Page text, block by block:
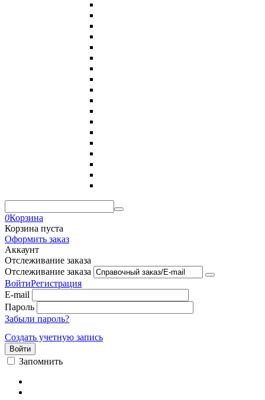
0Корзина
Корзина пуста
Оформить заказ
Аккаунт
Отслеживание заказа
Отслеживание заказа
ВойтиРегистрация
E-mail
Пароль
Забыли пароль?
Создать учетную запись
Войти
Запомнить